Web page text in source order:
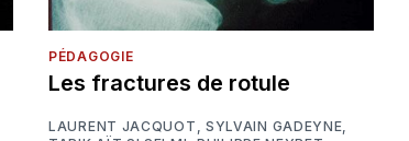
PÉDAGOGIE
Les fractures de rotule
LAURENT JACQUOT SYLVAIN GADEYNE